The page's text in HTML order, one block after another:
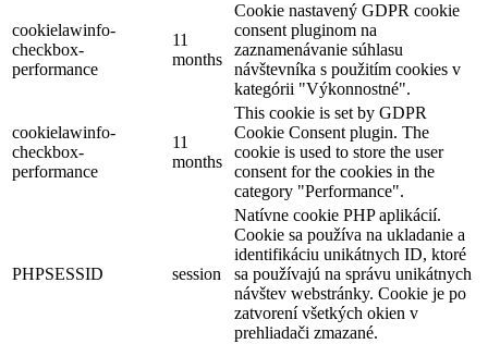
cookielawinfo-
checkbox-
performance
11
months
Cookie nastavený GDPR cookie
consent pluginom na
zaznamenávanie súhlasu
návštevníka s použitím cookies v
kategórii "Výkonnostné".
cookielawinfo-
checkbox-
performance
11
months
This cookie is set by GDPR
Cookie Consent plugin. The
cookie is used to store the user
consent for the cookies in the
category "Performance".
PHPSESSID session
Natívne cookie PHP aplikácií.
Cookie sa používa na ukladanie a
identifikáciu unikátnych ID, ktoré
sa používajú na správu unikátnych
návštev webstránky. Cookie je po
zatvorení všetkých okien v
prehliadači zmazané.